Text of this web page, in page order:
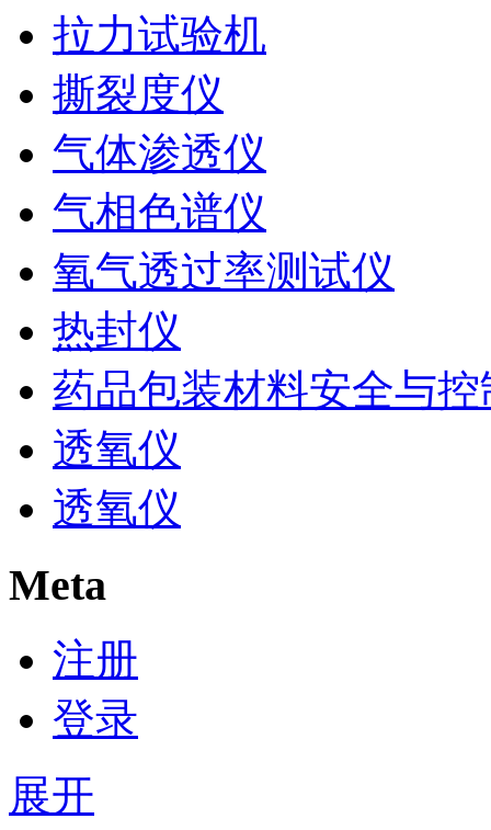
拉力试验机
撕裂度仪
气体渗透仪
气相色谱仪
氧气透过率测试仪
热封仪
药品包装材料安全与
透氧仪
透氧仪
Meta
注册
登录
展开